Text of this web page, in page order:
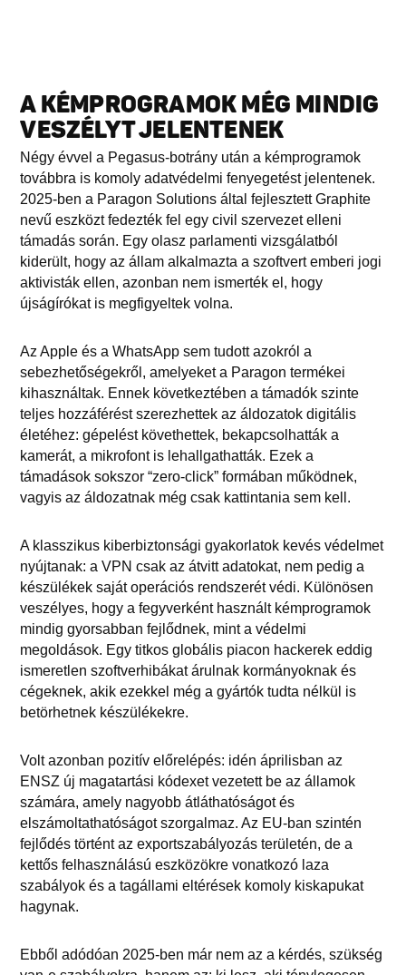
A KÉMPROGRAMOK MÉG MINDIG
VESZÉLYT JELENTENEK
Négy évvel a Pegasus-botrány után a kémprogramok
továbbra is komoly adatvédelmi fenyegetést jelentenek.
2025-ben a Paragon Solutions által fejlesztett Graphite
nevű eszközt fedezték fel egy civil szervezet elleni
támadás során. Egy olasz parlamenti vizsgálatból
kiderült, hogy az állam alkalmazta a szoftvert emberi jogi
aktivisták ellen, azonban nem ismerték el, hogy
újságírókat is megfigyeltek volna.
Az Apple és a WhatsApp sem tudott azokról a
sebezhetőségekről, amelyeket a Paragon termékei
kihasználtak. Ennek következtében a támadók szinte
teljes hozzáférést szerezhettek az áldozatok digitális
életéhez: gépelést követhettek, bekapcsolhatták a
kamerát, a mikrofont is lehallgathatták. Ezek a
támadások sokszor “zero-click” formában működnek,
vagyis az áldozatnak még csak kattintania sem kell.
A klasszikus kiberbiztonsági gyakorlatok kevés védelmet
nyújtanak: a VPN csak az átvitt adatokat, nem pedig a
készülékek saját operációs rendszerét védi. Különösen
veszélyes, hogy a fegyverként használt kémprogramok
mindig gyorsabban fejlődnek, mint a védelmi
megoldások. Egy titkos globális piacon hackerek eddig
ismeretlen szoftverhibákat árulnak kormányoknak és
cégeknek, akik ezekkel még a gyártók tudta nélkül is
betörhetnek készülékekre.
Volt azonban pozitív előrelépés: idén áprilisban az
ENSZ új magatartási kódexet vezetett be az államok
számára, amely nagyobb átláthatóságot és
elszámoltathatóságot szorgalmaz. Az EU-ban szintén
fejlődés történt az exportszabályozás területén, de a
kettős felhasználású eszközökre vonatkozó laza
szabályok és a tagállami eltérések komoly kiskapukat
hagynak.
Ebből adódóan 2025-ben már nem az a kérdés, szükség